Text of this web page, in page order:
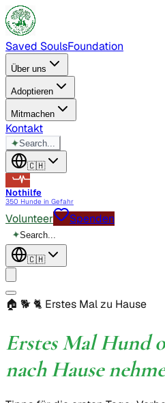
Saved SoulsFoundation
Über uns
Adoptieren
Mitmachen
Kontakt
✦Search...
🇨🇭
Nothilfe
350 Hunde in Gefahr
Volunteer Spenden
✦Search...
🇨🇭
🏠 🐕 🐈 Erstes Mal zu Hause
Erstes Mal Hund
nach Hause